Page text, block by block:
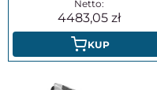
4483,05
KUP